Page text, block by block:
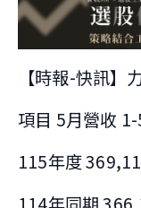
【時報-快訊
項目 5月營收
115年度